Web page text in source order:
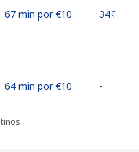
67 min por ⁦€10⁩ ⁦34¢⁩
64 min por ⁦€10⁩ -
29 min por ⁦€10⁩